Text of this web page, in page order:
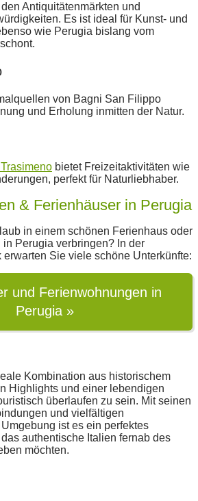
Antiquitätenmärkten und
Es ist ideal für Kunst- und
wie Perugia bislang vom
von Bagni San Filippo
und Erholung inmitten der Natur.
bietet Freizeitaktivitäten wie
perfekt für Naturliebhaber.
& Ferienhäuser in Perugia
in einem schönen Ferienhaus oder
Perugia verbringen? In der
Sie viele schöne Unterkünfte:
und Ferienwohnungen in
Perugia »
Kombination aus historischem
Highlights und einer lebendigen
überlaufen zu sein. Mit seinen
und vielfältigen
ist es ein perfektes
authentische Italien fernab des
möchten.